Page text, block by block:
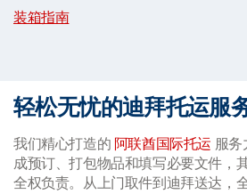
装箱指南
轻松无忧的迪拜托运服
我们精心打造的 阿联酋国际托运 服
成预订、打包物品和填写必要文件，
全权负责。从上门取件到迪拜送达，全